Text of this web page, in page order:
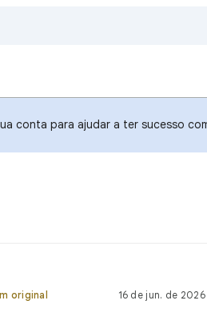
conta para ajudar a ter sucesso
original 16 de jun. de 2026